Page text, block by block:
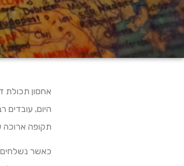
אחסון תכולת
היום, עובדים
תקופה ארוכה
כאשר